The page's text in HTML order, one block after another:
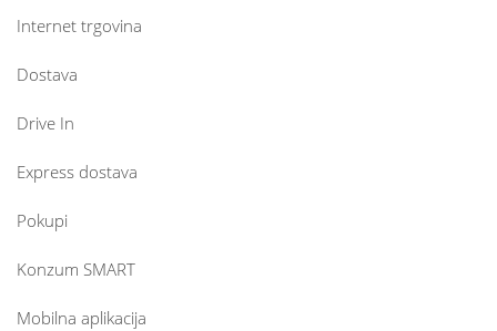
Internet trgovina
Dostava
Drive In
Express dostava
Pokupi
Konzum SMART
Mobilna aplikacija